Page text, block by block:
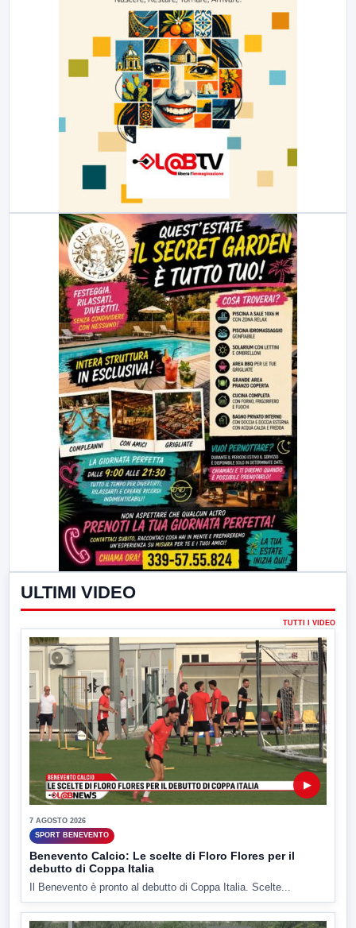
ULTIMI VIDEO
TUTTI I VIDEO
▶
7 AGOSTO 2026
SPORT BENEVENTO
Benevento Calcio: Le scelte di Floro Flores per il
debutto di Coppa Italia
Il Benevento è pronto al debutto di Coppa Italia. Scelte...